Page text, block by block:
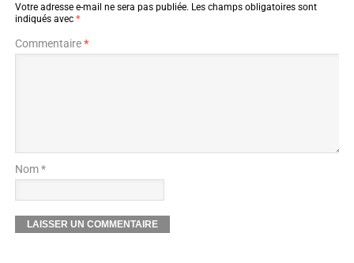
Votre adresse e-mail ne sera pas publiée. Les champs obligatoires sont
indiqués avec *
Commentaire*
Nom *